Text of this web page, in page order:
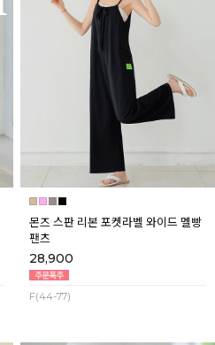
몬즈 스판 리본 포켓라벨 와이드 멜빵
팬츠
28,900
F(44-77)